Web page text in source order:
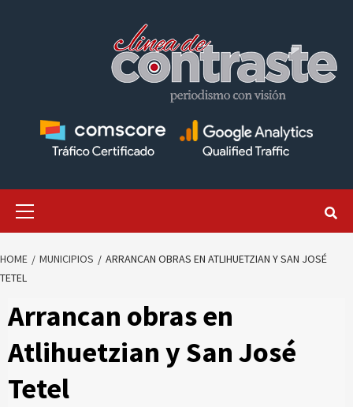
HOME MUNICIPIOS
ARRANCAN OBRAS EN ATLIHUETZIAN Y SAN JOSÉ
TETEL
Arrancan obras en
Atlihuetzian y San José
Tetel